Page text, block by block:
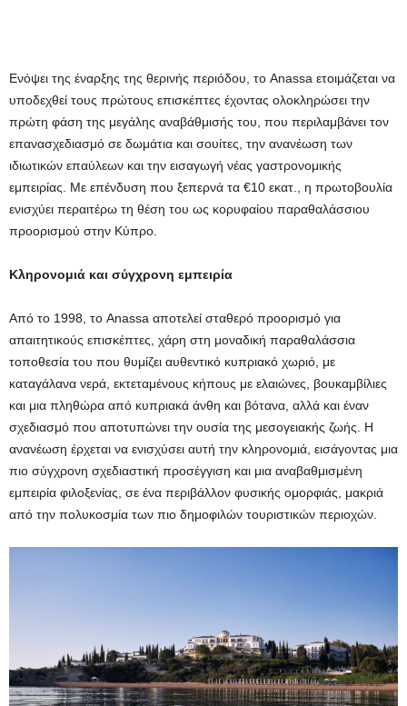
Ενόψει της έναρξης της θερινής περιόδου, το Anassa ετοιμάζεται να
υποδεχθεί τους πρώτους επισκέπτες έχοντας ολοκληρώσει την
πρώτη φάση της μεγάλης αναβάθμισής του, που περιλαμβάνει τον
επανασχεδιασμό σε δωμάτια και σουίτες, την ανανέωση των
ιδιωτικών επαύλεων και την εισαγωγή νέας γαστρονομικής
εμπειρίας. Με επένδυση που ξεπερνά τα €10 εκατ., η πρωτοβουλία
ενισχύει περαιτέρω τη θέση του ως κορυφαίου παραθαλάσσιου
προορισμού στην Κύπρο.
Κληρονομιά και σύγχρονη εμπειρία
Από το 1998, το Anassa αποτελεί σταθερό προορισμό για
απαιτητικούς επισκέπτες, χάρη στη μοναδική παραθαλάσσια
τοποθεσία του που θυμίζει αυθεντικό κυπριακό χωριό, με
καταγάλανα νερά, εκτεταμένους κήπους με ελαιώνες, βουκαμβίλιες
και μια πληθώρα από κυπριακά άνθη και βότανα, αλλά και έναν
σχεδιασμό που αποτυπώνει την ουσία της μεσογειακής ζωής. Η
ανανέωση έρχεται να ενισχύσει αυτή την κληρονομιά, εισάγοντας μια
πιο σύγχρονη σχεδιαστική προσέγγιση και μια αναβαθμισμένη
εμπειρία φιλοξενίας, σε ένα περιβάλλον φυσικής ομορφιάς, μακριά
από την πολυκοσμία των πιο δημοφιλών τουριστικών περιοχών.